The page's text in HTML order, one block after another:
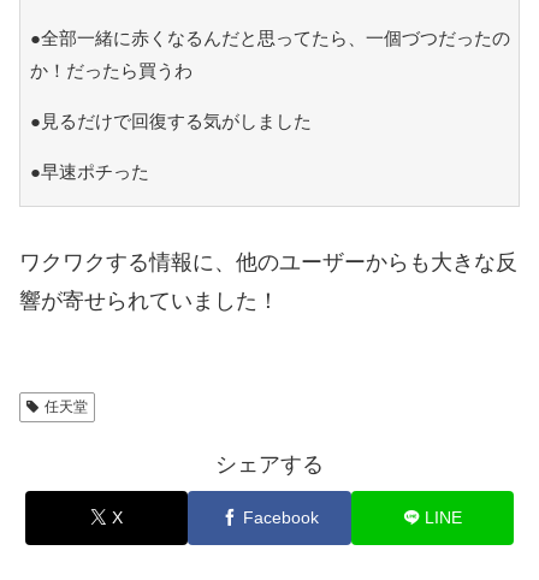
●全部一緒に赤くなるんだと思ってたら、一個づつだったの
か！だったら買うわ
●見るだけで回復する気がしました
●早速ポチった
ワクワクする情報に、他のユーザーからも大きな反
響が寄せられていました！
任天堂
シェアする
X Facebook LINE